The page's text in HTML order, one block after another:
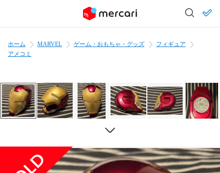
ホーム MARVEL ゲーム・おもちゃ・グッズ
フィギュア
アメコミ